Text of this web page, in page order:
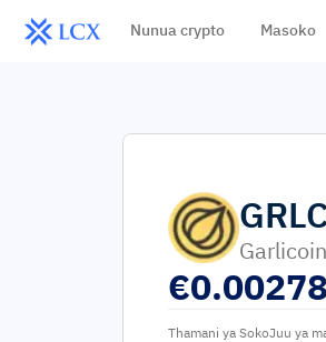
Nunua crypto Masoko
Garlicoin
€0.00278
Thamani ya SokoJuu ya